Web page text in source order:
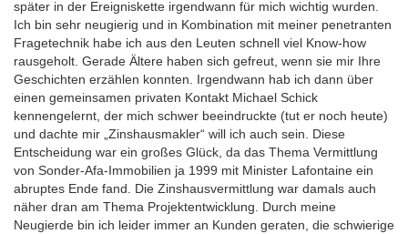
später in der Ereigniskette irgendwann für mich wichtig wurden.
Ich bin sehr neugierig und in Kombination mit meiner penetranten
Fragetechnik habe ich aus den Leuten schnell viel Know-­how
rausgeholt. Gerade Ältere haben sich gefreut, wenn sie mir Ihre
Geschichten erzählen konnten. Irgendwann hab ich dann über
einen gemeinsamen privaten Kontakt Michael Schick
kennengelernt, der mich schwer beeindruckte (tut er noch heute)
und dachte mir „Zinshausmakler“ will ich auch sein. Diese
Entscheidung war ein großes Glück, da das Thema Vermittlung
von Sonder­-Afa-Immobilien ja 1999 mit Minister Lafontaine ein
abruptes Ende fand. Die Zinshausvermittlung war damals auch
näher dran am Thema Projektentwicklung. Durch meine
Neugierde bin ich leider immer an Kunden geraten, die schwierige